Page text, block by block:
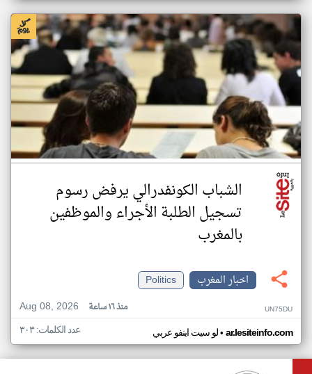
الشباب الكونفدرالي يرفض رسوم
تسجيل الطلبة الأجراء والموظفين
بالمغرب
اخبار المغرب
Politics
Aug 08, 2026
منذ ١٦ ساعة UN75DU
لو سيت اينفو عربي• ar.lesiteinfo.com عدد الكلمات: ٣٠٣